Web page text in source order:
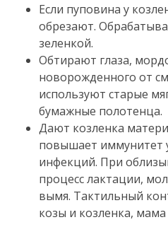
Если пуповина у
обрезают.
зеленкой.
Обтирают глаза,
новорожденного от
используют старые
бумажные полотенца.
Дают козленка
повышает
инфекций. При
процесс лактации,
вымя. Тактильный
козы и козленка,